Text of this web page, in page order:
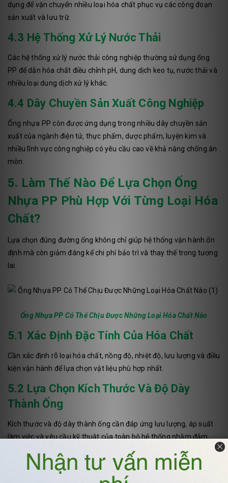
dụng để vận chuyển nhiều loại hóa chất phục vụ các công đoạn
sản xuất và lưu trữ.
4.3 Hệ Thống Xử Lý Nước Thải
Các hệ thống xử lý nước thải công nghiệp thường sử dụng ống
PP để dẫn hóa chất điều chỉnh pH, dung dịch keo tụ, nước thải và
nhiều loại dung dịch xử lý khác.
4.4 Dây Chuyền Sản Xuất Công Nghiệp
Ống nhựa PP còn được ứng dụng trong nhiều dây chuyền sản
xuất của ngành điện tử, thực phẩm, dược phẩm, luyện kim và
nhiều lĩnh vực công nghiệp có yêu cầu cao về khả năng chống ăn
mòn.
5. Làm Thế Nào Để Lựa Chọn Ống
Nhựa PP Phù Hợp Với Từng Loại Hóa
Chất?
Lựa chọn đúng đường ống không chỉ giúp hệ thống vận hành ổn
định mà còn giảm đáng kể chi phí bảo trì và thay thế trong tương
lai.
Ống Nhựa PP Có Thể Chịu Được Những Loại Hóa Chất Nào
5.1 Xác Định Đặc Tính Của Hóa Chất
Cần xác định rõ loại hóa chất, nồng độ, nhiệt độ, lưu lượng và điều
kiện vận hành để lựa chọn vật liệu phù hợp nhất.
5.2 Lựa Chọn Kích Thước Và Độ Dày
Thành Ống
Kích thước và độ dày thành ống cần đáp ứng lưu lượng, áp suất
làm việc và yêu cầu kỹ thuật của toàn bộ hệ thống nhằm đảm
5.3 Kết Hợp Đồng Bộ Với Phụ Kiện Đường